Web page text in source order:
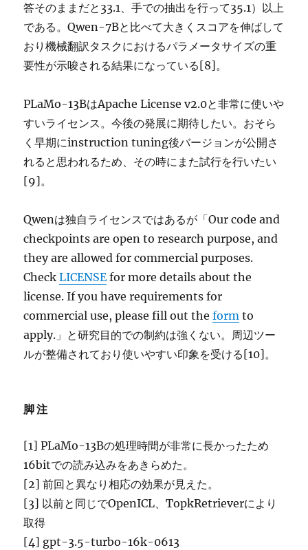
答そのままだと33.1、手での抽出を行って35.1）以上
である。Qwen-7Bと比べて大きくスコアを伸ばして
おり機械翻訳タスクにおけるパラメータサイズの重
要性が示唆される結果になっている[8]。
PLaMo-13BはApache License v2.0と非常に使いや
すいライセンス。今後の発展に期待したい。おそら
く早期にinstruction tuning後バージョンが公開さ
れると思われるため、その時にまた試行を行いたい
[9]。
Qwenは独自ライセンスではあるが「Our code and
checkpoints are open to research purpose, and
they are allowed for commercial purposes.
CheckLICENSE for more details about the
license. If you have requirements for
commercial use, please fill out theform to
apply. 」と研究目的での制約は強くない。周辺ツー
ルが整備されており使いやすい印象を受ける[10]。
脚注
[1] PLaMo-13Bの処理時間が非常に長かったため
16bitでの読み込みをあきらめた。
[2] 前回と異なり相応の効果が見えた。
[3] 以前と同じでOpenICL、TopkRetrieverにより
取得
[4] gpt-3.5-turbo-16k-0613